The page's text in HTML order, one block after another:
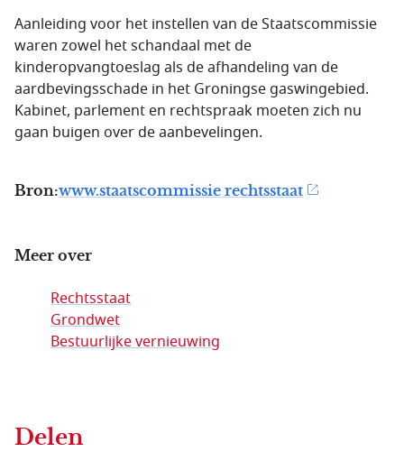
Aanleiding voor het instellen van de Staatscommissie
waren zowel het schandaal met de
kinderopvangtoeslag als de afhandeling van de
aardbevingsschade in het Groningse gaswingebied.
Kabinet, parlement en rechtspraak moeten zich nu
gaan buigen over de aanbevelingen.
Bron:www.staatscommissie rechtsstaat
Meer over
Rechtsstaat
Grondwet
Bestuurlijke vernieuwing
Delen